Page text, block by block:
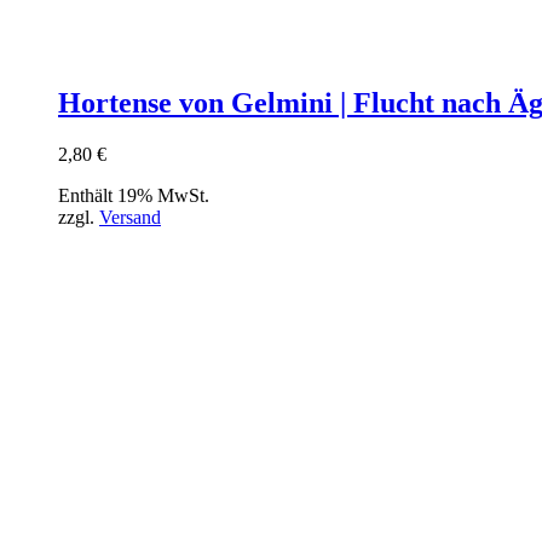
Hortense von Gelmini | Flucht nach
2,80 €
Enthält 19% MwSt.
zzgl. Versand